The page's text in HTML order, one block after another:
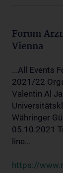
Forum
Vienna
...All Events
2021/22
Valentin Al
Währinger
05.10.2021
line...
https://